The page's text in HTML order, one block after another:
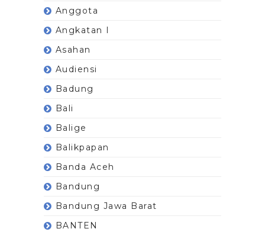
Anggota
Angkatan I
Asahan
Audiensi
Badung
Bali
Balige
Balikpapan
Banda Aceh
Bandung
Bandung Jawa Barat
BANTEN